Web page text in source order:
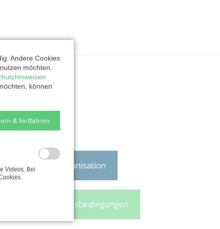
Zur Organisation
Nutzungsbedingungen
Andere Cookies
möchten.
können
& fortfahren
Videos. Bei